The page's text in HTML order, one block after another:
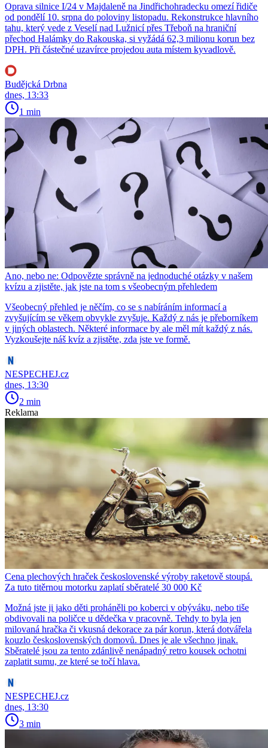
Oprava silnice I/24 v Majdaleně na Jindřichohradecku omezí řidiče
od pondělí 10. srpna do poloviny listopadu. Rekonstrukce hlavního
tahu, který vede z Veselí nad Lužnicí přes Třeboň na hraniční
přechod Halámky do Rakouska, si vyžádá 62,3 milionu korun bez
DPH. Při částečné uzavírce projedou auta místem kyvadlově.
Budějcká Drbna
dnes, 13:33
1 min
Ano, nebo ne: Odpovězte správně na jednoduché otázky v našem
kvízu a zjistěte, jak jste na tom s všeobecným přehledem
Všeobecný přehled je něčím, co se s nabíráním informací a
zvyšujícím se věkem obvykle zvyšuje. Každý z nás je přeborníkem
v jiných oblastech. Některé informace by ale měl mít každý z nás.
Vyzkoušejte náš kvíz a zjistěte, zda jste ve formě.
NESPECHEJ.cz
dnes, 13:30
2 min
Reklama
Cena plechových hraček československé výroby raketově stoupá.
Za tuto titěrnou motorku zaplatí sběratelé 30 000 Kč
Možná jste ji jako děti proháněli po koberci v obýváku, nebo tiše
obdivovali na poličce u dědečka v pracovně. Tehdy to byla jen
milovaná hračka či vkusná dekorace za pár korun, která dotvářela
kouzlo československých domovů. Dnes je ale všechno jinak.
Sběratelé jsou za tento zdánlivě nenápadný retro kousek ochotni
zaplatit sumu, ze které se točí hlava.
NESPECHEJ.cz
dnes, 13:30
3 min